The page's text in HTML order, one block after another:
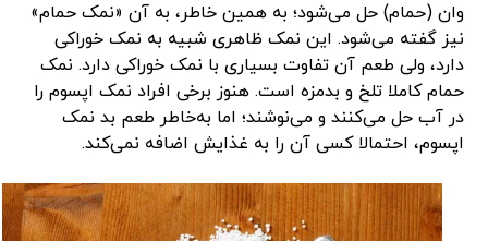
وان (حمام) حل می‌شود؛ به‌ همین‌ خاطر، به آن «نمک حمام»
نیز گفته می‌شود. این نمک ظاهری شبیه به نمک خوراکی
دارد، ولی طعم آن تفاوت بسیاری با نمک خوراکی دارد. نمک
حمام کاملا تلخ و بدمزه است. هنوز برخی افراد نمک اپسوم را
در آب حل می‌کنند و می‌نوشند؛ اما به‌خاطر طعم بد نمک
اپسوم، احتمالا کسی آن را به غذایش اضافه نمی‌کند.